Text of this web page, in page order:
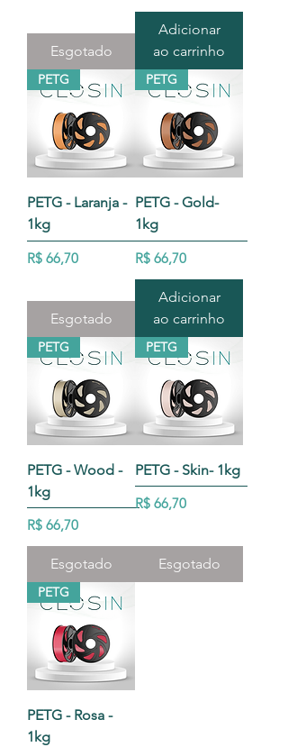
Esgotado
Adicionar
ao carrinho
PETG
PETG - Laranja -
1kg
Preço
R$ 66,70
Esgotado
PETG
PETG - Gold-
1kg
Preço
R$ 66,70
Adicionar
ao carrinho
PETG
PETG - Wood -
1kg
Preço
R$ 66,70
Esgotado
PETG
PETG - Skin- 1kg
Preço
R$ 66,70
Esgotado
PETG
PETG - Rosa -
1kg